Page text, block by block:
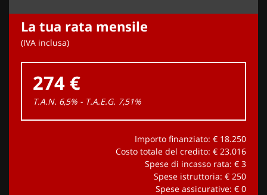
La tua rata mensile
(IVA inclusa)
274 €
T.A.N. 6,5% - T.A.E.G. 7,51%
Importo finanziato: € 18.250
Costo totale del credito: € 23.016
Spese di incasso rata: € 3
Spese istruttoria: € 250
Spese assicurative: € 0